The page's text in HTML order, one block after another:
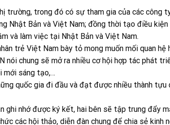
trường, trong đó có sự tham gia của các công
Nhật Bản và Việt Nam; đồng thời tạo điều
và làm việc tại Nhật Bản và Việt Nam.
trẻ Việt Nam bày tỏ mong muốn mối quan
nói chung sẽ mở ra nhiều cơ hội hợp tác phát
mới sáng tạo,…
quốc gia đi đầu và đạt được nhiều thành tựu
ghi nhớ được ký kết, hai bên sẽ tập trung đẩy
các hội thảo, diễn đàn chung để chia sẻ kinh